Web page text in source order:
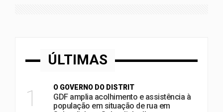
ÚLTIMAS
1 O GOVERNO DO DISTRIT
GDF amplia acolhimento e assistência à
população em situação de rua em